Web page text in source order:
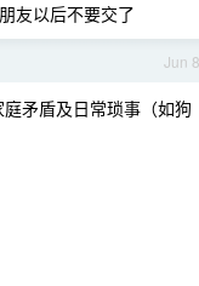
友以后不要交了
Jun 8
矛盾及日常琐事（如狗